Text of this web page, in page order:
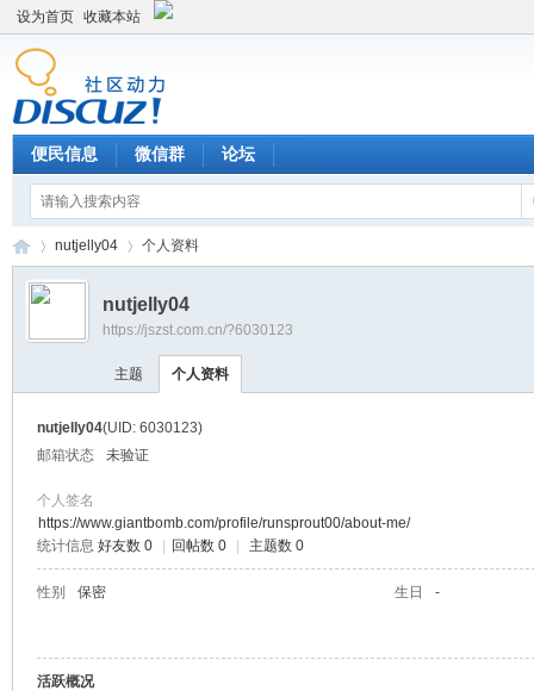
设为首页 收藏本站
便民信息 微信群 论坛
›
nutjelly04 个人资料
nutjelly04
https://jszst.com.cn/?6030123
主题 个人资料
nutjelly04(UID: 6030123)
邮箱状态
未验证
个人签名
https://www.giantbomb.com/profile/runsprout00/about-me/
统计信息 好友数 0 回帖数 0 主题数 0
性别 保密 生日 -
活跃概况